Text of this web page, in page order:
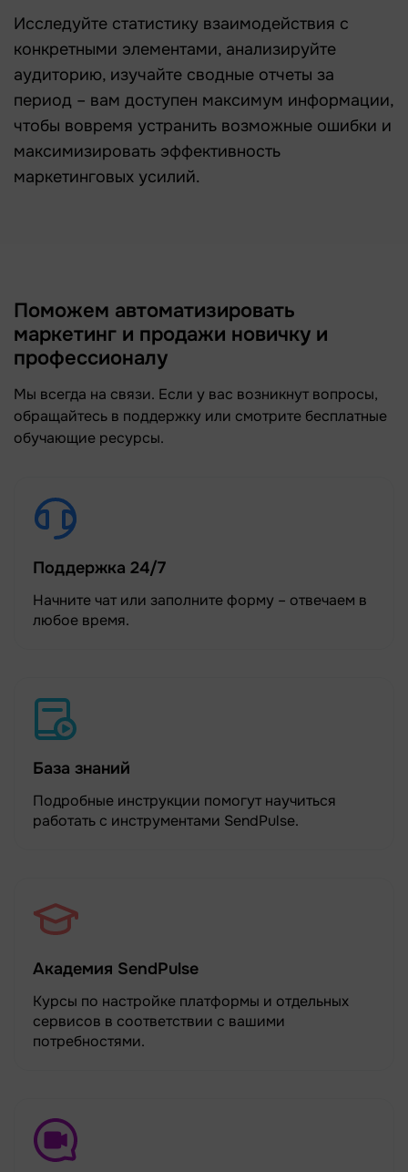
Исследуйте статистику взаимодействия с
конкретными элементами, анализируйте
аудиторию, изучайте сводные отчеты за
период – вам доступен максимум информации,
чтобы вовремя устранить возможные ошибки и
максимизировать эффективность
маркетинговых усилий.
Поможем автоматизировать
маркетинг и продажи новичку и
профессионалу
Мы всегда на связи. Если у вас возникнут вопросы,
обращайтесь в поддержку или смотрите бесплатные
обучающие ресурсы.
Поддержка 24/7
Начните чат или заполните форму – отвечаем в
любое время.
База знаний
Подробные инструкции помогут научиться
работать с инструментами SendPulse.
Академия SendPulse
Курсы по настройке платформы и отдельных
сервисов в соответствии с вашими
потребностями.